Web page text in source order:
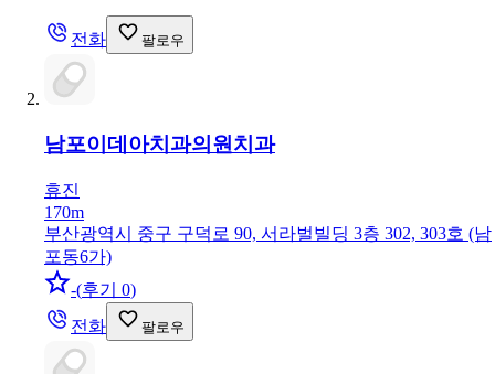
전화 팔로우
남포이데아치과의원 치과
휴진
170m
부산광역시 중구 구덕로 90, 서라벌빌딩 3층 302, 303호 (남
포동6가)
-(후기 0)
전화
팔로우